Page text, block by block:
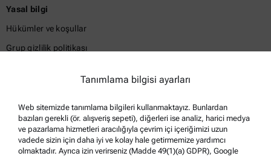
Yasal bilgi
Hükümler ve koşullar
Grup gizlilik politikası
Kullanım koşulları
Ticari markalar
İhbar sistemi
Tanımlama bilgisi ayarları
Web sitemizde tanımlama bilgileri kullanmaktayız. Bunlardan
bazıları gerekli (ör. alışveriş sepeti), diğerleri ise analiz, harici medya
ve pazarlama hizmetleri aracılığıyla çevrim içi içeriğimizi uzun
vadede sizin için daha iyi ve kolay hale getirmemize yardımcı
olmaktadır. Ayrıca izin verirseniz (Madde 49(1)(a) GDPR), Google